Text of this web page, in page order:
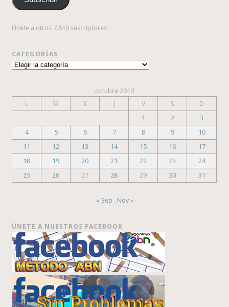
electrónico
Únete a otros 7.610 suscriptores
CATEGORÍAS
Categorías
octubre 2010
L
M X J V S
D
1
2
3
4
5 6 7 8 9
10
11
12 13 14 15 16
17
18
19 20 21 22 23
24
25
26 27 28 29 30 31
« Sep Nov »
ÚNETE A NUESTROS FACEBOOK